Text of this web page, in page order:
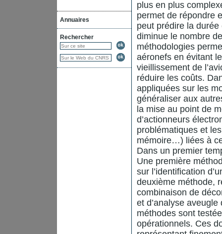
Annuaires
Rechercher
plus en plus
permet de répondre
peut prédire la
diminue le nombre
méthodologies
aéronefs en évitant
vieillissement de
réduire les coûts.
appliquées sur les
généraliser aux
la mise au point de
d’actionneurs
problématiques et
mémoire…) liées à
Dans un premier
Une première
sur l’identification
deuxième méthode,
combinaison de
et d’analyse
méthodes sont
opérationnels. Ces